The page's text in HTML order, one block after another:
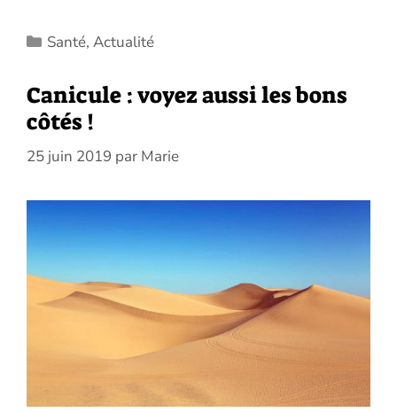
Catégories
Santé,Actualité
Canicule : voyez aussi les bons
côtés !
25 juin 2019 par Marie